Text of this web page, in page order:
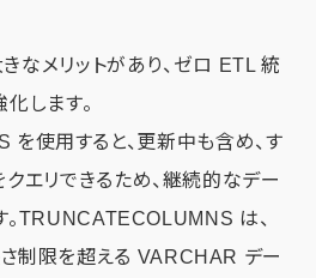
なメリットがあり、ゼロ ETL 統
します。
使用すると、更新中も含め、す
エリできるため、継続的なデー
TRUNCATECOLUMNS は、
制限を超える VARCHAR デー